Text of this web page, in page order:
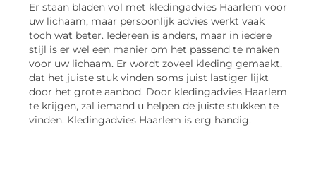
Er staan bladen vol met kledingadvies Haarlem voor
uw lichaam, maar persoonlijk advies werkt vaak
toch wat beter. Iedereen is anders, maar in iedere
stijl is er wel een manier om het passend te maken
voor uw lichaam. Er wordt zoveel kleding gemaakt,
dat het juiste stuk vinden soms juist lastiger lijkt
door het grote aanbod. Door kledingadvies Haarlem
te krijgen, zal iemand u helpen de juiste stukken te
vinden. Kledingadvies Haarlem is erg handig.